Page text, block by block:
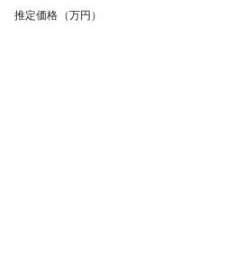
推定価格（万円）